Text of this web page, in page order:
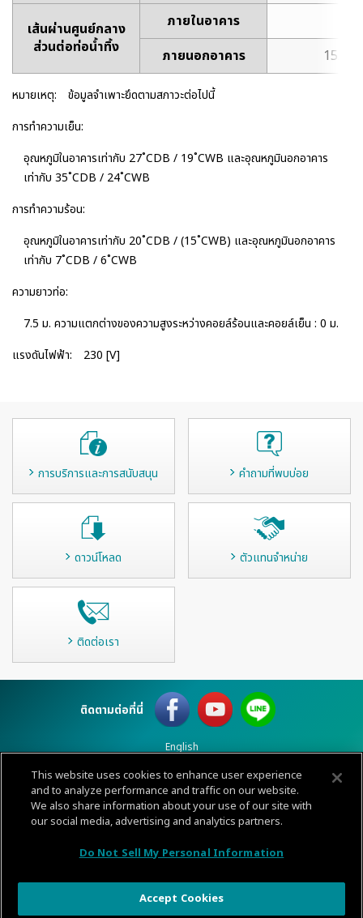
เส้นผ่านศูนย์กลาง
ส่วนต่อท่อน้ำทิ้ง
ภายในอาคาร
ภายนอกอาคาร
15.8
หมายเหตุ:
ข้อมูลจำเพาะยึดตามสภาวะต่อไปนี้
การทำความเย็น:
อุณหภูมิในอาคารเท่ากับ 27˚CDB / 19˚CWB และอุณหภูมินอกอาคาร
เท่ากับ 35˚CDB / 24˚CWB
การทำความร้อน:
อุณหภูมิในอาคารเท่ากับ 20˚CDB / (15˚CWB) และอุณหภูมินอกอาคาร
เท่ากับ 7˚CDB / 6˚CWB
ความยาวท่อ:
7.5 ม. ความแตกต่างของความสูงระหว่างคอยล์ร้อนและคอยล์เย็น : 0 ม.
แรงดันไฟฟ้า:
230 [V]
การบริการและการสนับสนุน คำถามที่พบบ่อย
ดาวน์โหลด ตัวแทนจำหน่าย
ติดต่อเรา
ติดตามต่อที่นี่
English
เงื่อนไขการใช้ ข้อมูลส่วนบุคคล นโยบายคุกกี้ แผนผังไซต์
© 1996-2026 GENERAL.
CENTER
This website uses cookies to enhance user experience
and to analyze performance and traffic on our website.
We also share information about your use of our site with
our social media, advertising and analytics partners.
Do Not Sell My Personal Information
Accept Cookies